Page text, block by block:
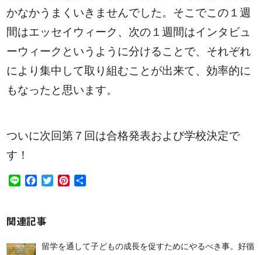
かなかうまくいきませんでした。そこでこの１週
間はエッセイウィーク、次の１週間はインタビュ
ーウィークというように分けることで、それぞれ
により集中して取り組むことが出来て、効率的に
もなったと思います。
ついに次回第７回は合格発表および学校決定で
す！
Line Facebook
TwitterPinterest
関連記事
留学を通して子どもの成長を促すためにやるべき事。好循